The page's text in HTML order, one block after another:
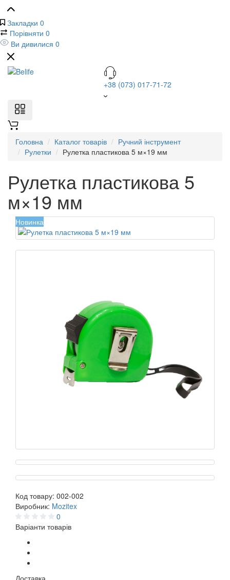
Закладки 0
Порівняти 0
Ви дивилися 0
+38 (073) 017-71-72
Головна Каталог товарів
Ручний інструмент
Рулетки
Рулетка пластикова 5 м×19 мм
Рулетка пластикова 5
м×19 мм
Новинка
Код товару: 002-002
Виробник: Mozitex
0
Варіанти товарів
Доставка